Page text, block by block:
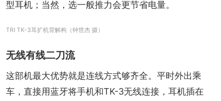
型耳机；当然，选一般推力会更节省电量。
TRI TK-3耳扩机背解构（钟世杰 摄）
无线有线二刀流
这部机最大优势就是连线方式够齐全。平时外出乘
车，直接用蓝牙将手机和TK-3无线连接，耳机插在